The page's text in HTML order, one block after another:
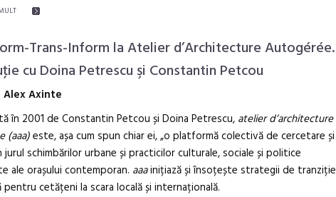
Trans-Inform la Atelier d’Architecture Autogérée.
cu Doina Petrescu şi Constantin Petcou
Axinte
în 2001 de Constantin Petcou și Doina Petrescu, atelier d’architecture
(aaa)este, așa cum spun chiar ei, „o platformă colectivă de cercetare și
jurul schimbărilor urbane și practicilor culturale, sociale și politice
ale orașului contemporan. aaainițiază și însoțește strategii de tranziție
pentru cetățeni la scara locală și internațională.